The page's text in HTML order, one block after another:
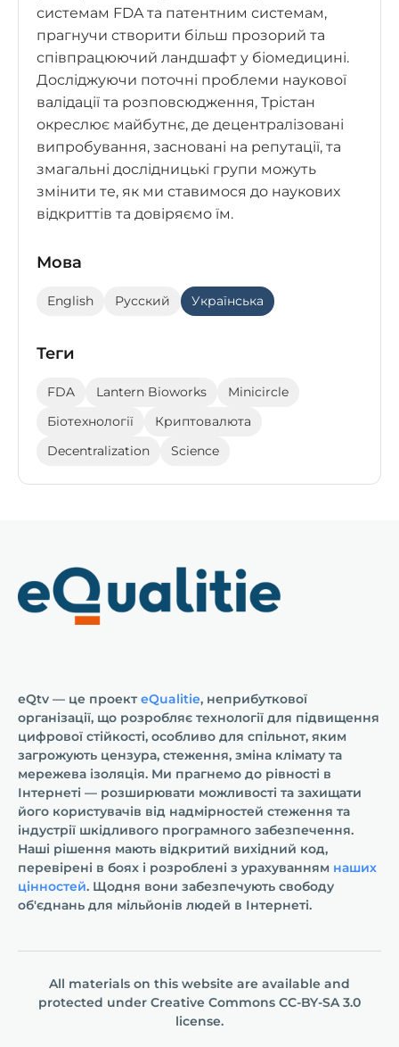
системам FDA та патентним системам,
прагнучи створити більш прозорий та
співпрацюючий ландшафт у біомедицині.
Досліджуючи поточні проблеми наукової
валідації та розповсюдження, Трістан
окреслює майбутнє, де децентралізовані
випробування, засновані на репутації, та
змагальні дослідницькі групи можуть
змінити те, як ми ставимося до наукових
відкриттів та довіряємо їм.
Мова
English Русский Українська
Теги
FDA Lantern Bioworks
Minicircle
Біотехнології
Криптовалюта
Decentralization
Science
eQtv — це проект eQualitie, неприбуткової
організації, що розробляє технології для підвищення
цифрової стійкості, особливо для спільнот, яким
загрожують цензура, стеження, зміна клімату та
мережева ізоляція. Ми прагнемо до рівності в
Інтернеті — розширювати можливості та захищати
його користувачів від надмірностей стеження та
індустрії шкідливого програмного забезпечення.
Наші рішення мають відкритий вихідний код,
перевірені в боях і розроблені з урахуванням наших
цінностей. Щодня вони забезпечують свободу
об'єднань для мільйонів людей в Інтернеті.
All materials on this website are available and
protected under Creative Commons СС-BY-SA 3.0
license.